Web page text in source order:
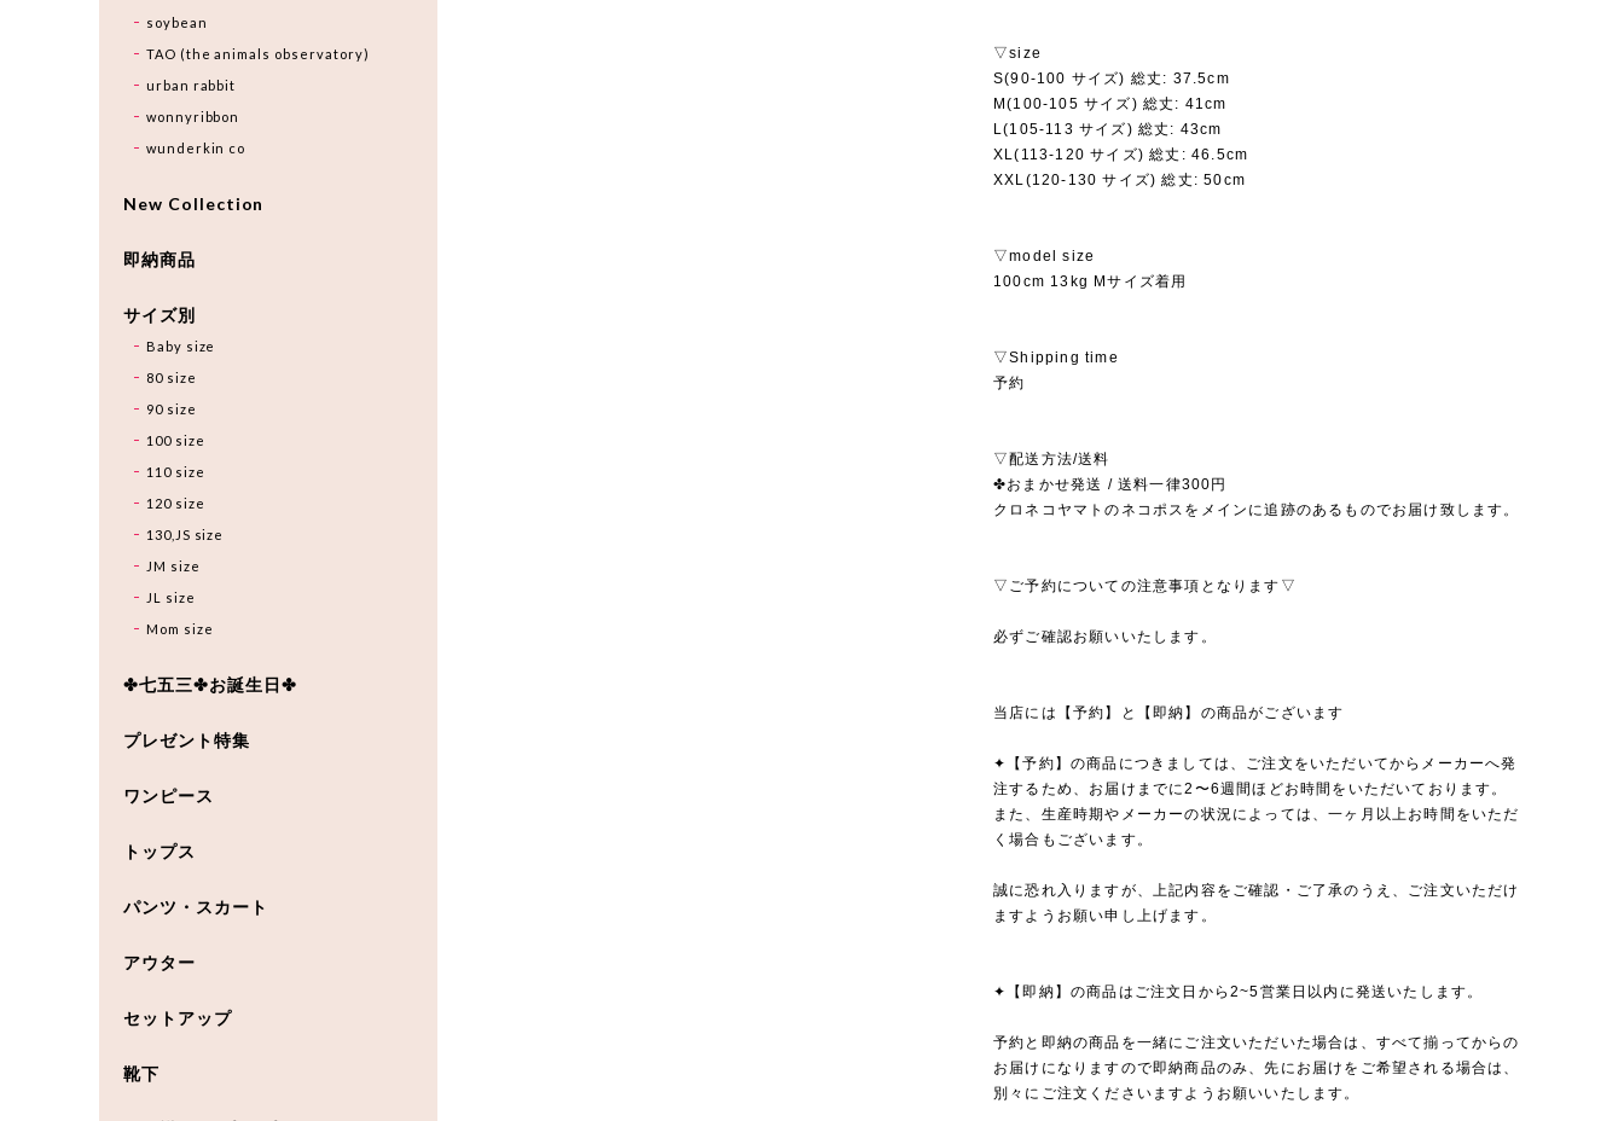
▽size
S(90-100 サイズ) 総丈: 37.5cm
M(100-105 サイズ) 総丈: 41cm
L(105-113 サイズ) 総丈: 43cm
XL(113-120 サイズ) 総丈: 46.5cm
XXL(120-130 サイズ) 総丈: 50cm
▽model size
100cm 13kg Mサイズ着用
▽Shipping time
予約
▽配送方法/送料
✤おまかせ発送 / 送料一律300円
クロネコヤマトのネコポスをメインに追跡のあるものでお届け致します。
▽ご予約についての注意事項となります▽
必ずご確認お願いいたします。
当店には【予約】と【即納】の商品がございます
✦【予約】の商品につきましては、ご注文をいただいてからメーカーへ発
注するため、お届けまでに2〜6週間ほどお時間をいただいております。
また、生産時期やメーカーの状況によっては、一ヶ月以上お時間をいただ
く場合もございます。
誠に恐れ入りますが、上記内容をご確認・ご了承のうえ、ご注文いただけ
ますようお願い申し上げます。
✦【即納】の商品はご注文日から2~5営業日以内に発送いたします。
予約と即納の商品を一緒にご注文いただいた場合は、すべて揃ってからの
お届けになりますので即納商品のみ、先にお届けをご希望される場合は、
別々にご注文くださいますようお願いいたします。
soybean
TAO (the animals observatory)
urban rabbit
wonnyribbon
wunderkin co
New Collection
即納商品
サイズ別
Baby size
80 size
90 size
100 size
110 size
120 size
130,JS size
JM size
JL size
Mom size
✤七五三✤お誕生日✤
プレゼント特集
ワンピース
トップス
パンツ・スカート
アウター
セットアップ
靴下